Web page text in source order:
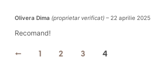
Olivera Dima (proprietar verificat) – 22 aprilie 2025
Recomand!
← 1 2 3 4